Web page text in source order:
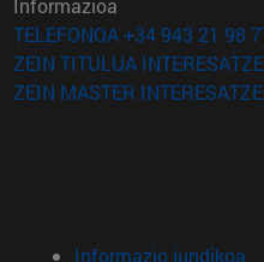
irekiko da)
da)
leiho batean irekiko da)
irekiko da)
leiho batean irekiko da)
leiho batean irekiko da)
da)
TELEFONOA +34 943 21 98
ZEIN TITULUA
ZEIN MASTER
Informazio juridikoa